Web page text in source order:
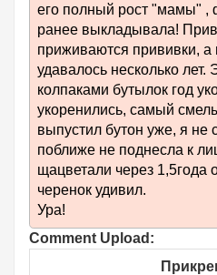
его полный рост "мамы"
ранее выкладывала!
приживаются прививки, а
удавалось несколько лет.
колпаками бутылок год
укоренились, самый
выпустил бутон уже, я не
поближе не поднесла к
щацветали через 1,5года
черенок удивил.
Ура!
Comment Upload: